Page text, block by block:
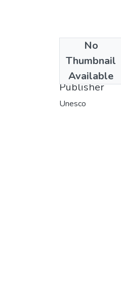
No
Thumbnail
Available
1989
Publisher
Unesco